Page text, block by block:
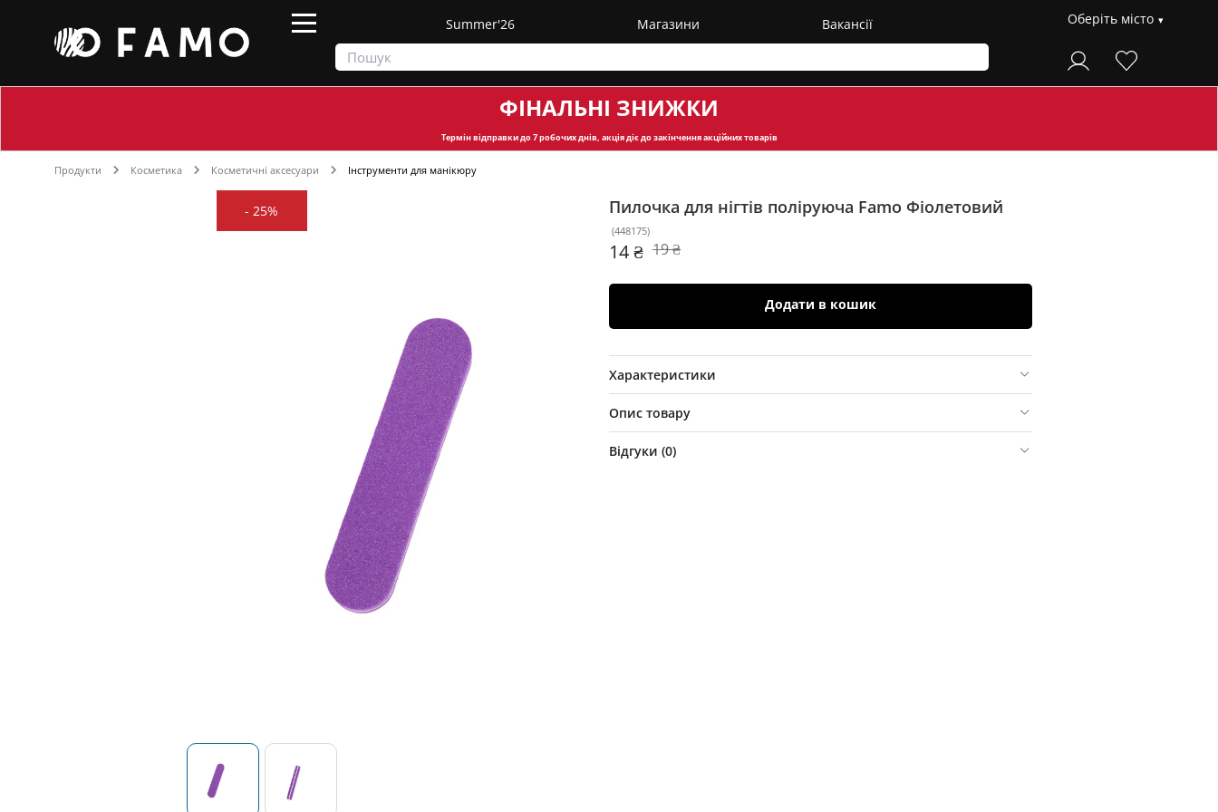
Summer'26 Магазини Вакансії Оберіть місто
ФІНАЛЬНІ ЗНИЖКИ
Термін відправкидо 7 робочих днів, акція діє до закінчення акційних товарів
Продукти Косметика Косметичні аксесуари Інструменти для манікюру
-25% Пилочка для нігтів поліруюча Famo Фіолетовий
(448175)
14 ₴ 19 ₴
Додати в кошик
Характеристики
Опис товару
Відгуки (0)